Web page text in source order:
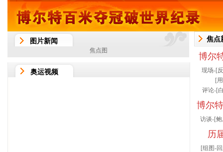
图片新闻
焦点图
奥运视频
焦点
博尔
现场-[
[
评论-[
博尔
访谈-[
历
[组图-